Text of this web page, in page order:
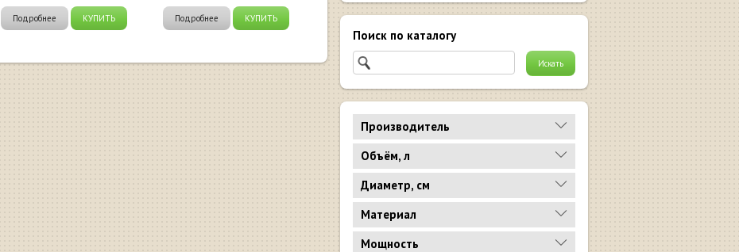
Поиск по каталогу
Производитель
Объём, л
Диаметр, см
Материал
Мощность
Подробнее КУПИТЬ Подробнее КУПИТЬ